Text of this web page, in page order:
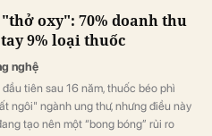
oxy": 70% doanh thu
9% loại thuốc
nghệ
đầu tiên sau 16 năm, thuốc béo phì
ngôi" ngành ung thư, nhưng điều này
tạo nên một “bong bóng” rủi ro